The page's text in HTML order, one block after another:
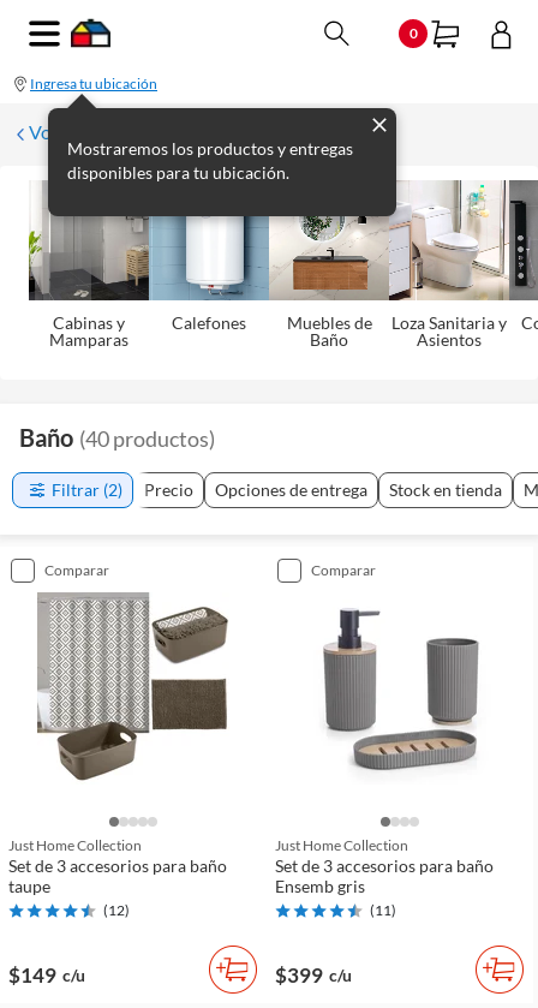
0
Ingresa tu ubicación
Mostraremos los productos y entregas
disponibles para tu ubicación.
Volver
Cabinas y
Mamparas
Calefones
Muebles de
Baño
Loza Sanitaria y
Asientos
Baño (40productos)
Filtrar (2) Precio Opciones de entrega Stock en tienda
comparar
Just Home Collection
Set de 3 accesorios para baño
taupe
(12)
$149 c/u
comparar
Just Home Collection
Set de 3 accesorios para baño
Ensemb gris
(11)
$399 c/u